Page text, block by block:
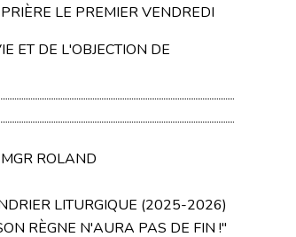
LE PREMIER VENDREDI
ET DE L'OBJECTION DE
ROLAND
LITURGIQUE (2025-2026)
RÈGNE N'AURA PAS DE FIN !"